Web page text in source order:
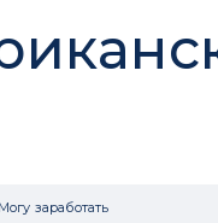
Могу заработать